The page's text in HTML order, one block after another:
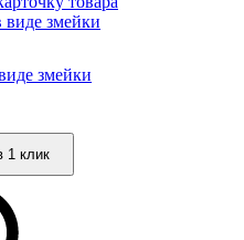
змейки
1 клик